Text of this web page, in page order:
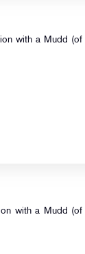
with a Mudd (of
with a Mudd (of